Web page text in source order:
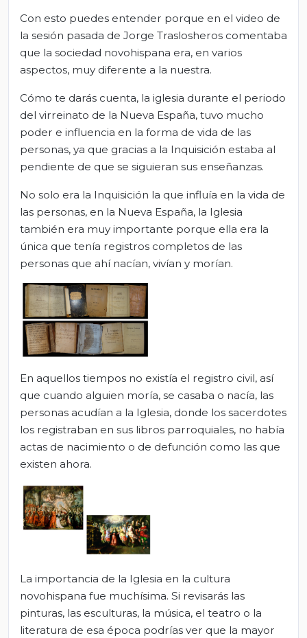
Con esto puedes entender porque en el video de
la sesión pasada de Jorge Traslosheros comentaba
que la sociedad novohispana era, en varios
aspectos, muy diferente a la nuestra.
Cómo te darás cuenta, la iglesia durante el periodo
del virreinato de la Nueva España, tuvo mucho
poder e influencia en la forma de vida de las
personas, ya que gracias a la Inquisición estaba al
pendiente de que se siguieran sus enseñanzas.
No solo era la Inquisición la que influía en la vida de
las personas, en la Nueva España, la Iglesia
también era muy importante porque ella era la
única que tenía registros completos de las
personas que ahí nacían, vivían y morían.
En aquellos tiempos no existía el registro civil, así
que cuando alguien moría, se casaba o nacía, las
personas acudían a la Iglesia, donde los sacerdotes
los registraban en sus libros parroquiales, no había
actas de nacimiento o de defunción como las que
existen ahora.
La importancia de la Iglesia en la cultura
novohispana fue muchísima. Si revisarás las
pinturas, las esculturas, la música, el teatro o la
literatura de esa época podrías ver que la mayor